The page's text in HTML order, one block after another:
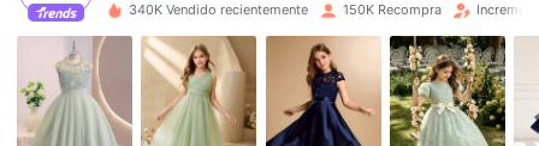
4,90 128K Seguidores
128K Seguidores
340K Vendido recientemente 150K Recompra